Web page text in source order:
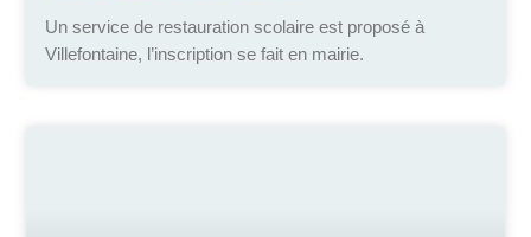
Un service de restauration scolaire est proposé à
Villefontaine, l’inscription se fait en mairie.